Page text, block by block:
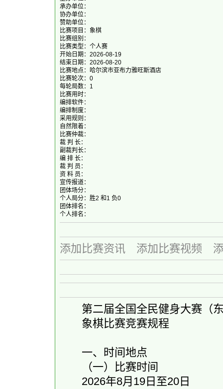
承办单位：
协办单位：
赞助单位：
比赛项目：象棋
比赛组别：
比赛类型：个人赛
开始日期：2026-08-19
结束日期：2026-08-20
比赛地点：哈尔滨市亚布力雅旺斯酒店
比赛轮次：0
每轮局数：1
比赛用时：
编排软件：
编排制度：
采用规则：
自然限着：
比赛仲裁：
裁 判 长：
副裁判长：
编 排 长：
裁 判 员：
资 料 员：
宣传报道：
团体场分：
个人局分：胜2 和1 负0
团体排名：
个人排名：
添加比赛资讯 添加比赛视频
第二届全国全民健身大赛（东
象棋比赛竞赛规程
一、时间地点
（一）比赛时间
2026年8月19日至20日